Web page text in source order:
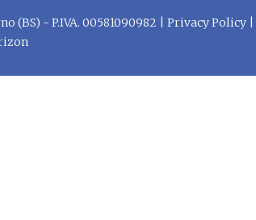
(BS) - P.IVA. 00581090982 | Privacy Policy